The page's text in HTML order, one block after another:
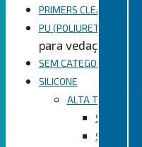
PRIMERS CLEANERS
PU (POLIURETANO)
para vedação
SEM CATEGORIA
SILICONE
ALTA
SILICONE
SILICONE